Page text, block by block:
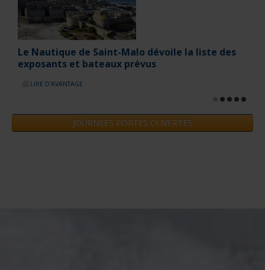
Malo dévoile la liste des
prévus
JOURNEES PORTES OUVERTES